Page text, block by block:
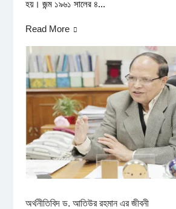
হয়। জন্ম ১৯৬১ সালের ৪...
Read More
অর্থনীতিবিদ ড. আতিউর রহমান এর জীবনী